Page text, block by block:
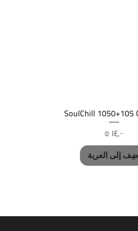
العرض السريع
SoulChill 1050+105
السعر
إلى العربة